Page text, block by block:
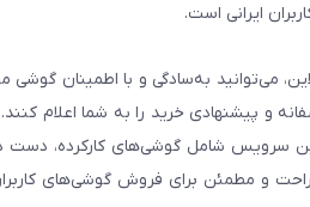
ایرانی است.
می‌توانید به‌سادگی و با اطمینان
و پیشنهادی خرید را به شما
سرویس شامل گوشی‌های کارکرده، دست
و مطمئن برای فروش گوشی‌های